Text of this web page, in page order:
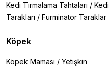
Kedi Tırmalama Tahtaları / Kedi
Tarakları / Furminator Taraklar
Köpek
Köpek Maması / Yetişkin